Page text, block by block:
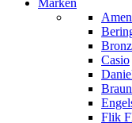
Marken
Amen
Casio
Braun
Flik